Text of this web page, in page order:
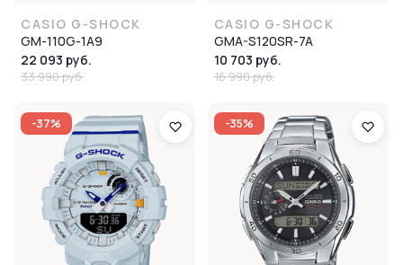
CASIO G-SHOCK
GM-110G-1A9
22 093 руб.
33 990 руб.
CASIO G-SHOCK
GMA-S120SR-7A
10 703 руб.
16 990 руб.
-37% -35%